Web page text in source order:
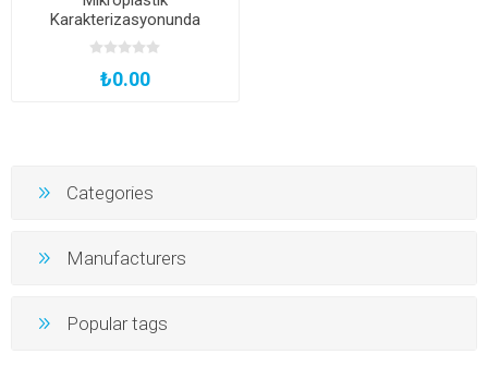
Karakterizasyonunda
Raman Spektroskopi Tekniği
₺0.00
Categories
Manufacturers
Popular tags